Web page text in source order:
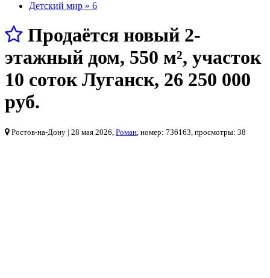
Детский мир » 6
Продаётся новый 2-
этажный дом, 550 м², участок
10 соток Луганск, 26 250 000
руб.
Ростов-на-Дону | 28 мая 2026, Роман , номер: 736163, просмотры: 38